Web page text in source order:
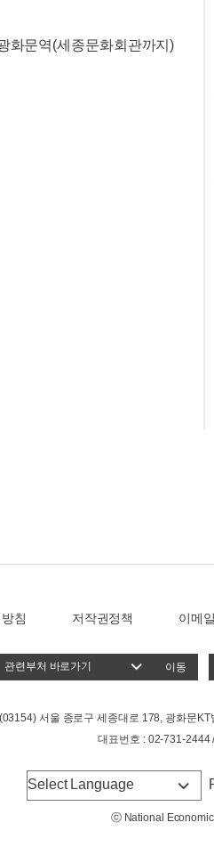
화문역(세종문화회관까지)
침 저작권정책 이메
이동
(03154) 서울 종로구 세종대로 178, 광화문
대표번호 : 02-731-2444
ⓒ National Economic